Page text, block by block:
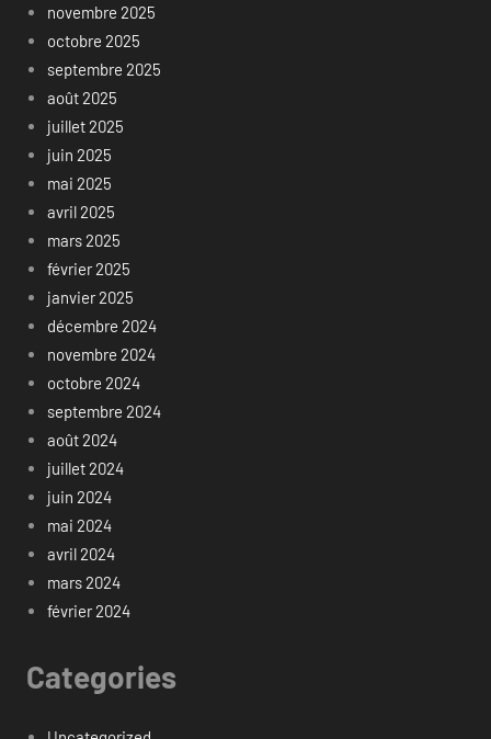
novembre 2025
octobre 2025
septembre 2025
août 2025
juillet 2025
juin 2025
mai 2025
avril 2025
mars 2025
février 2025
janvier 2025
décembre 2024
novembre 2024
octobre 2024
septembre 2024
août 2024
juillet 2024
juin 2024
mai 2024
avril 2024
mars 2024
février 2024
Categories